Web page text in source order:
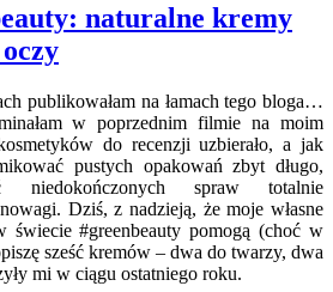
naturalne kremy
publikowałam na łamach tego bloga…
w poprzednim filmie na moim
do recenzji uzbierało, a jak
pustych opakowań zbyt długo,
niedokończonych spraw totalnie
Dziś, z nadzieją, że moje własne
świecie #greenbeauty pomogą (choć w
sześć kremów – dwa do twarzy, dwa
mi w ciągu ostatniego roku.